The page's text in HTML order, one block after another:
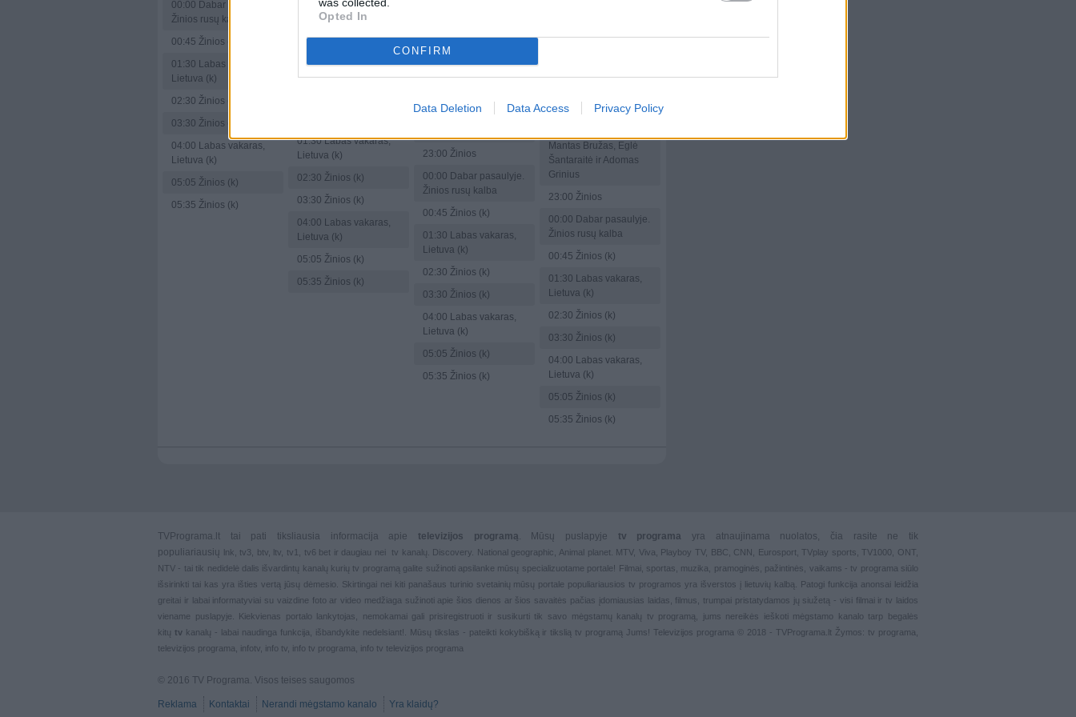
Opted In
CONFIRM
Data Deletion Data Access Privacy Policy
00:00 Dabar pasaulyje.
Žinios rusų kalba
00:45 Žinios (k)
01:30 Labas vakaras,
Lietuva (k)
02:30 Žinios (k)
03:30 Žinios (k)
04:00 Labas vakaras,
Lietuva (k)
05:05 Žinios (k)
05:35 Žinios (k)
Mantas Bružas, Eglė
Šantaraitė ir Adomas
Grinius
01:30Labas vakaras,
Lietuva (k)
02:30 Žinios (k)
03:30 Žinios (k)
04:00 Labas vakaras,
Lietuva (k)
05:05 Žinios (k)
05:35 Žinios (k)
22:00 Labas vakaras,
Mantas Bružas, Eglė
Šantaraitė ir Adomas
23:00 Žinios
00:00 Dabar pasaulyje.
Žinios rusų kalba
00:45 Žinios (k)
01:30 Labas vakaras,
Lietuva (k)
02:30 Žinios (k)
03:30 Žinios (k)
04:00 Labas vakaras,
Lietuva (k)
05:05 Žinios (k)
05:35 Žinios (k)
21:00"Šaltojo karo
Lietuva. Pramoginė
aktualijų laida. Vedėjai
Mantas Bružas, Eglė
Šantaraitė ir Adomas
Grinius
23:00 Žinios
00:00 Dabar pasaulyje.
Žinios rusų kalba
00:45 Žinios (k)
01:30 Labas vakaras,
Lietuva (k)
02:30 Žinios (k)
03:30 Žinios (k)
04:00 Labas vakaras,
Lietuva (k)
05:05 Žinios (k)
05:35 Žinios (k)
TVPrograma.lt tai pati tiksliausia informacija apie televizijos programą. Mūsų puslapyje tv programa
yra atnaujinama nuolatos, čia rasite ne tik
populiariausių lnk tv3 btv, ltv tv1 tv6 bet ir daugiau nei tv kanalų. Discovery. National geographic, Animal planet. MTV, Viva, Playboy TV, BBC, CNN, Eurosport, TVplay sports , TV1000, ONT,
NTV - tai tik nedidelė dalis išvardintų kanalų kurių tv programą galite sužinoti apsilanke mūsų specializuotame portale! Filmai, sportas muzika pramoginės pažintinės vaikams - tv programa siūlo
išsirinkti tai kas yra išties vertą jūsų dėmesio. Skirtingai nei kiti panašaus turinio svetainių mūsų portale populiariausios tv programos yra išverstos į lietuvių kalbą. Patogi funkcija anonsai leidžia
greitai ir labai informatyviai su vaizdine foto ar video medžiaga sužinoti apie šios dienos ar šios savaitės pačias įdomiausias laidas, filmus, trumpai pristatydamos jų siužetą - visi filmai ir tv laidos
viename puslapyje. Kiekvienas portalo lankytojas, nemokamai gali prisiregistruoti ir susikurti tik savo mėgstamų kanalų
tv programą, jums nereikės ieškoti mėgstamo kanalo tarp begalės
kitų tvkanalų - labai naudinga funkcija, išbandykite nedelsiant!. Mūsų tikslas - pateikti kokybišką ir tikslią tv programą Jums! Televizijos programa © 2018 - TVPrograma.lt Žymos: tv programa,
televizijos programa, infotv, info tv, info tv programa, info tv televizijos programa
© 2016 TV Programa. Visos teises saugomos
Reklama Kontaktai Nerandi mėgstamo kanalo Yra klaidų?